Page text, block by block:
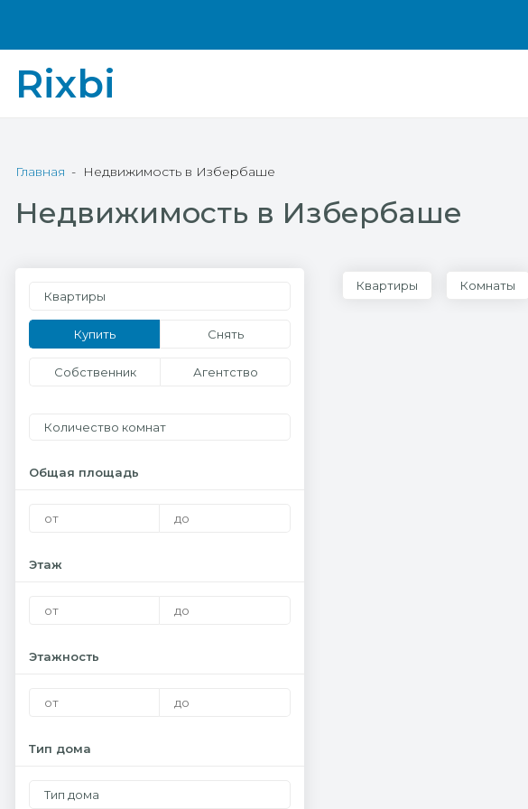
Rixbi
Главная Недвижимость в Избербаше
Недвижимость в Избербаше
Квартиры
Купить Снять
Собственник Агентство
Количество комнат
Общая площадь
Этаж
Этажность
Тип дома
Тип дома
Квартиры Комнаты